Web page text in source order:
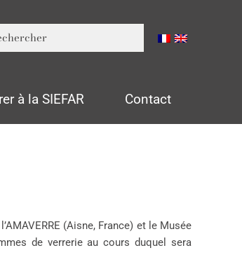
à la SIEFAR Contact
(Aisne, France) et le Musée
de verrerie au cours duquel sera